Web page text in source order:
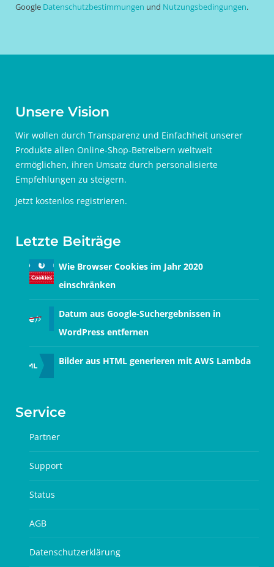
Google Datenschutzbestimmungen und Nutzungsbedingungen.
Unsere Vision
Wir wollen durch Transparenz und Einfachheit unserer
Produkte allen Online-Shop-Betreibern weltweit
ermöglichen, ihren Umsatz durch personalisierte
Empfehlungen zu steigern.
Jetzt kostenlos registrieren.
Letzte Beiträge
Wie Browser Cookies im Jahr 2020
einschränken
Datum aus Google-Suchergebnissen in
WordPress entfernen
Bilder aus HTML generieren mit AWS Lambda
Service
Partner
Support
Status
AGB
Datenschutzerklärung